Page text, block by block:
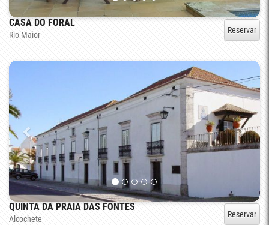
CASA DO FORAL
Rio Maior Reservar
QUINTA DA PRAIA DAS FONTES
Alcochete Reservar